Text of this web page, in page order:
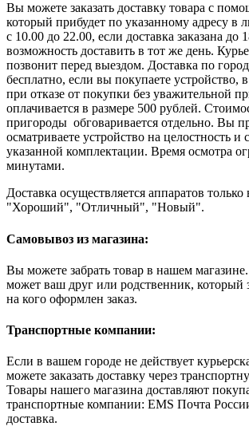
Вы можете заказать доставку товара с
который прибудет по указанному адресу в
с 10.00 до 22.00, если доставка заказана до
возможность доставить в тот же день.
позвонит перед выездом. Доставка по
бесплатно, если вы покупаете устройство,
при отказе от покупки без уважительной
оплачивается в размере 500 рублей.
пригороды обговаривается отдельно. Вы
осматриваете устройство на целостность и
указанной комплектации. Время осмотра
минутами.
Доставка осуществляется аппаратов только
"Хороший", "Отличный", "Новый".
Самовывоз из магазина:
Вы можете забрать товар в нашем
может ваш друг или родственник, который
на кого оформлен заказ.
Транспортные компании:
Если в вашем городе не действует
можете заказать доставку через
Товары нашего магазина доставляют
транспортные компании: EMS Почта
доставка.